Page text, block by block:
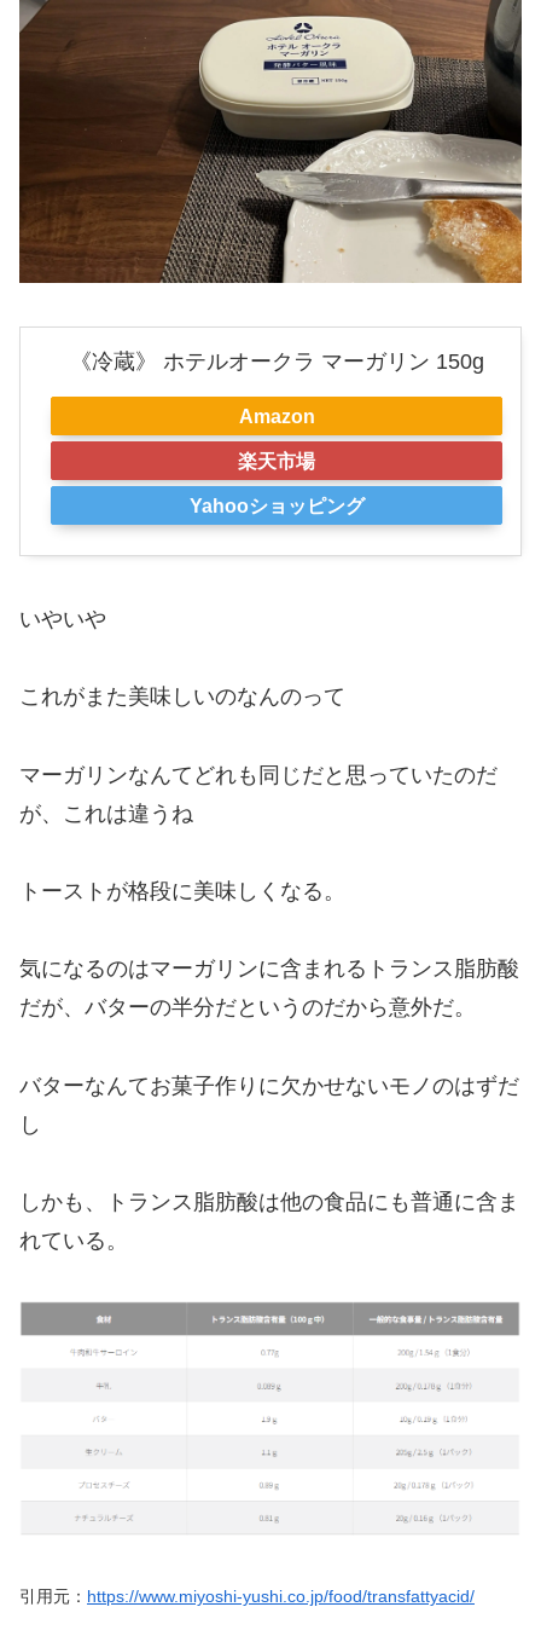
《冷蔵》 ホテルオークラ マーガリン 150g
Amazon
楽天市場
Yahooショッピング
いやいや
これがまた美味しいのなんのって
マーガリンなんてどれも同じだと思っていたのだ
が、これは違うね
トーストが格段に美味しくなる。
気になるのはマーガリンに含まれるトランス脂肪酸
だが、バターの半分だというのだから意外だ。
バターなんてお菓子作りに欠かせないモノのはずだ
し
しかも、トランス脂肪酸は他の食品にも普通に含ま
れている。
引用元： https://www.miyoshi-yushi.co.jp/food/transfattyacid/